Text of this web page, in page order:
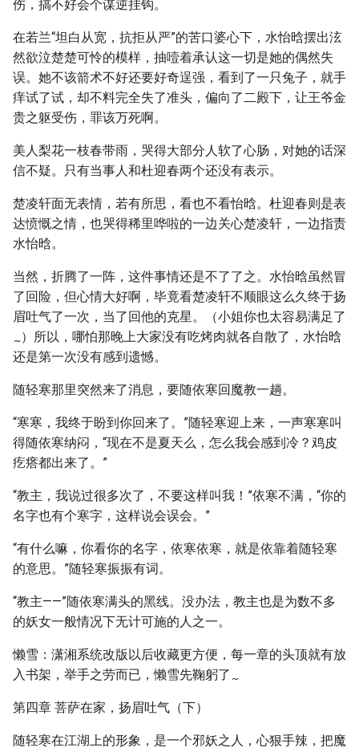
伤，搞不好会个谋逆挂钩。
在若兰“坦白从宽，抗拒从严”的苦口婆心下，水怡晗摆出泫
然欲泣楚楚可怜的模样，抽噎着承认这一切是她的偶然失
误。她不该箭术不好还要好奇逞强，看到了一只兔子，就手
痒试了试，却不料完全失了准头，偏向了二殿下，让王爷金
贵之躯受伤，罪该万死啊。
美人梨花一枝春带雨，哭得大部分人软了心肠，对她的话深
信不疑。只有当事人和杜迎春两个还没有表示。
楚凌轩面无表情，若有所思，看也不看怡晗。杜迎春则是表
达愤慨之情，也哭得稀里哗啦的一边关心楚凌轩，一边指责
水怡晗。
当然，折腾了一阵，这件事情还是不了了之。水怡晗虽然冒
了回险，但心情大好啊，毕竟看楚凌轩不顺眼这么久终于扬
眉吐气了一次，当了回他的克星。（小姐你也太容易满足了
~）所以，哪怕那晚上大家没有吃烤肉就各自散了，水怡晗
还是第一次没有感到遗憾。
随轻寒那里突然来了消息，要随依寒回魔教一趟。
“寒寒，我终于盼到你回来了。”随轻寒迎上来，一声寒寒叫
得随依寒纳闷，“现在不是夏天么，怎么我会感到冷？鸡皮
疙瘩都出来了。”
“教主，我说过很多次了，不要这样叫我！”依寒不满，“你的
名字也有个寒字，这样说会误会。”
“有什么嘛，你看你的名字，依寒依寒，就是依靠着随轻寒
的意思。”随轻寒振振有词。
“教主——”随依寒满头的黑线。没办法，教主也是为数不多
的妖女一般情况下无计可施的人之一。
懒雪：潇湘系统改版以后收藏更方便，每一章的头顶就有放
入书架，举手之劳而已，懒雪先鞠躬了 ~
第四章 菩萨在家，扬眉吐气（下）
随轻寒在江湖上的形象，是一个邪妖之人，心狠手辣，把魔